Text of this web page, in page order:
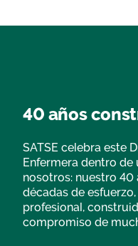
40 años
SATSE celebra este
Enfermera dentro de
nosotros: nuestro 40
décadas de
profesional,
compromiso de